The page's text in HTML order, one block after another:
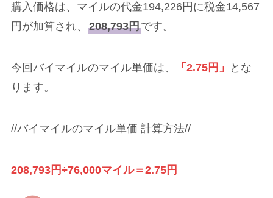
購入価格は、マイルの代金194,226円に税金14,567
円が加算され、 208,793円です。
今回バイマイルのマイル単価は、 「2.75円」
とな
ります。
//バイマイルのマイル単価 計算方法//
208,793円÷76,000マイル＝2.75円